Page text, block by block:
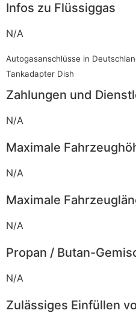
Infos zu Flüssiggas
N/A
Autogasanschlüsse in
Tankadapter Dish
Zahlungen und
N/A
Maximale
N/A
Maximale
N/A
Propan / Butan-
N/A
Zulässiges Einfüllen